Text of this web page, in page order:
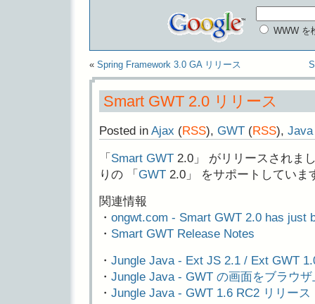
WWW を
« Spring Framework 3.0 GA リリース
Smart GWT 2.0 リリース
Posted in Ajax (RSS), GWT (RSS), Java
「 Smart GWT 2.0」 がリリースされま
りの 「 GWT 2.0」 をサポートしていま
関連情報
・ ongwt.com - Smart GWT 2.0 has just
・ Smart GWT Release Notes
・ Jungle Java - Ext JS 2.1 / Ext GWT
・ Jungle Java - GWT の画面をブラウ
・ Jungle Java - GWT 1.6 RC2 リリース